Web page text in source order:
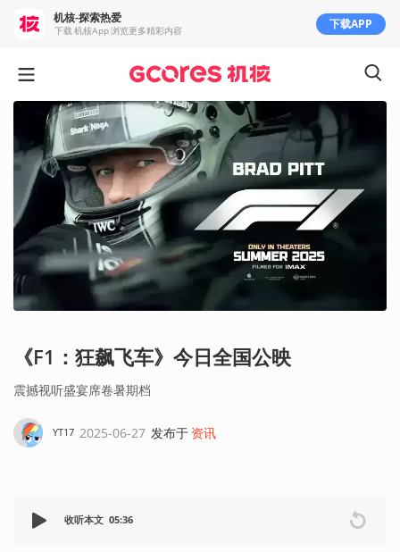
《F1：狂飙飞车》今日全国公映
震撼视听盛宴席卷暑期档
YT17 2025-06-27 发布于 资讯
收听本文 05:36
机核-探索热爱
下载 机核App 浏览更多精彩内容 下载APP